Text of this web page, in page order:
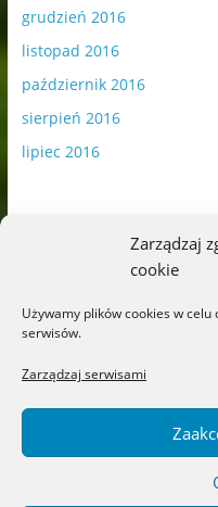
Zarządzaj
cookie
Używamy plików cookies w
serwisów.
Zarządzaj serwisami
grudzień 2016
listopad 2016
październik 2016
sierpień 2016
lipiec 2016
Blog